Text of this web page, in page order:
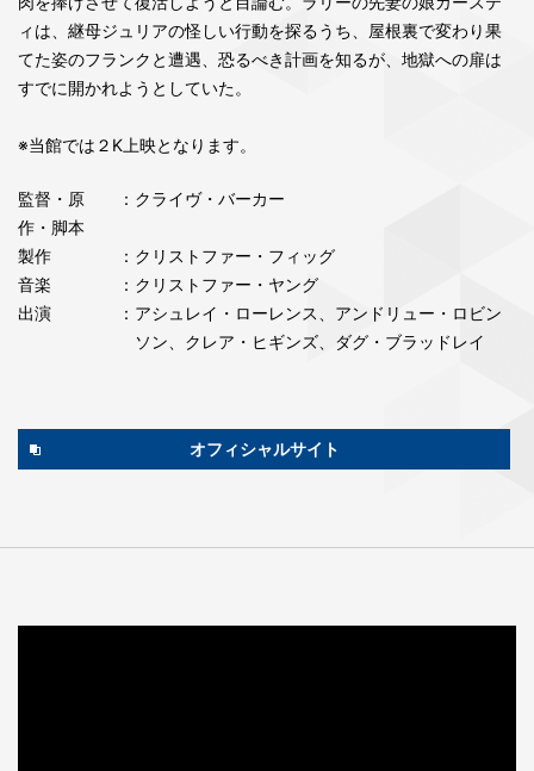
ィは、継母ジュリアの怪しい行動を探るうち、屋根裏で変わり果
てた姿のフランクと遭遇、恐るべき計画を知るが、地獄への扉は
すでに開かれようとしていた。
※当館では２K上映となります。
監督・原
作・脚本
：クライヴ・バーカー
製作
：クリストファー・フィッグ
音楽
：クリストファー・ヤング
出演
：アシュレイ・ローレンス、アンドリュー・ロビン
ソン、クレア・ヒギンズ、ダグ・ブラッドレイ
オフィシャルサイト